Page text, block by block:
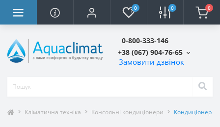
0 0 0
0-800-333-146
+38 (067) 904-76-65
Замовити дзвінок
Кліматична техніка Консольні кондиціонери Кондиціонер